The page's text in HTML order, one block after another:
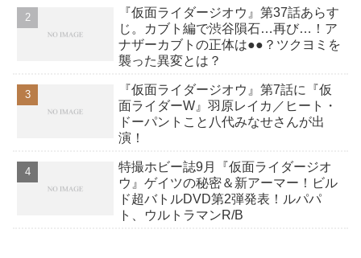
か12点！
『仮面ライダージオウ』第37話あらす
じ。カブト編で渋谷隕石…再び…！ア
ナザーカブトの正体は●●？ツクヨミを
襲った異変とは？
『仮面ライダージオウ』第7話に『仮
面ライダーW』羽原レイカ／ヒート・
ドーパントこと八代みなせさんが出
演！
特撮ホビー誌9月『仮面ライダージオ
ウ』ゲイツの秘密＆新アーマー！ビル
ド超バトルDVD第2弾発表！ルパパ
ト、ウルトラマンR/B